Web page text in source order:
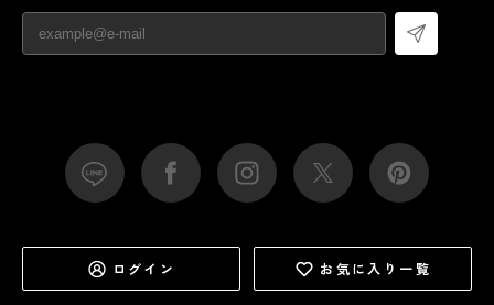
ログイン お気に入り一覧